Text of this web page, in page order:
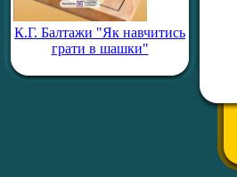
К.Г. Балтажи "Як навчитись
грати в шашки"